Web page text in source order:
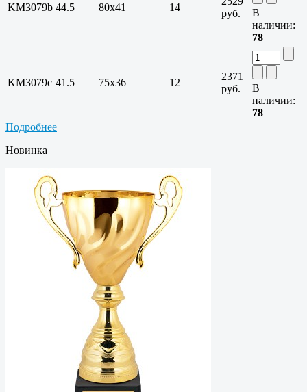
KM3079b 44.5 80х41 14
руб.
В
наличии:
78
KM3079c 41.5 75х36 12
2371
руб.
В
наличии:
78
Подробнее
Новинка